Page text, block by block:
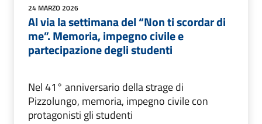
24 MARZO 2026
Al via la settimana del “Non ti scordar di
me”. Memoria, impegno civile e
partecipazione degli studenti
Nel 41° anniversario della strage di
Pizzolungo, memoria, impegno civile con
protagonisti gli studenti